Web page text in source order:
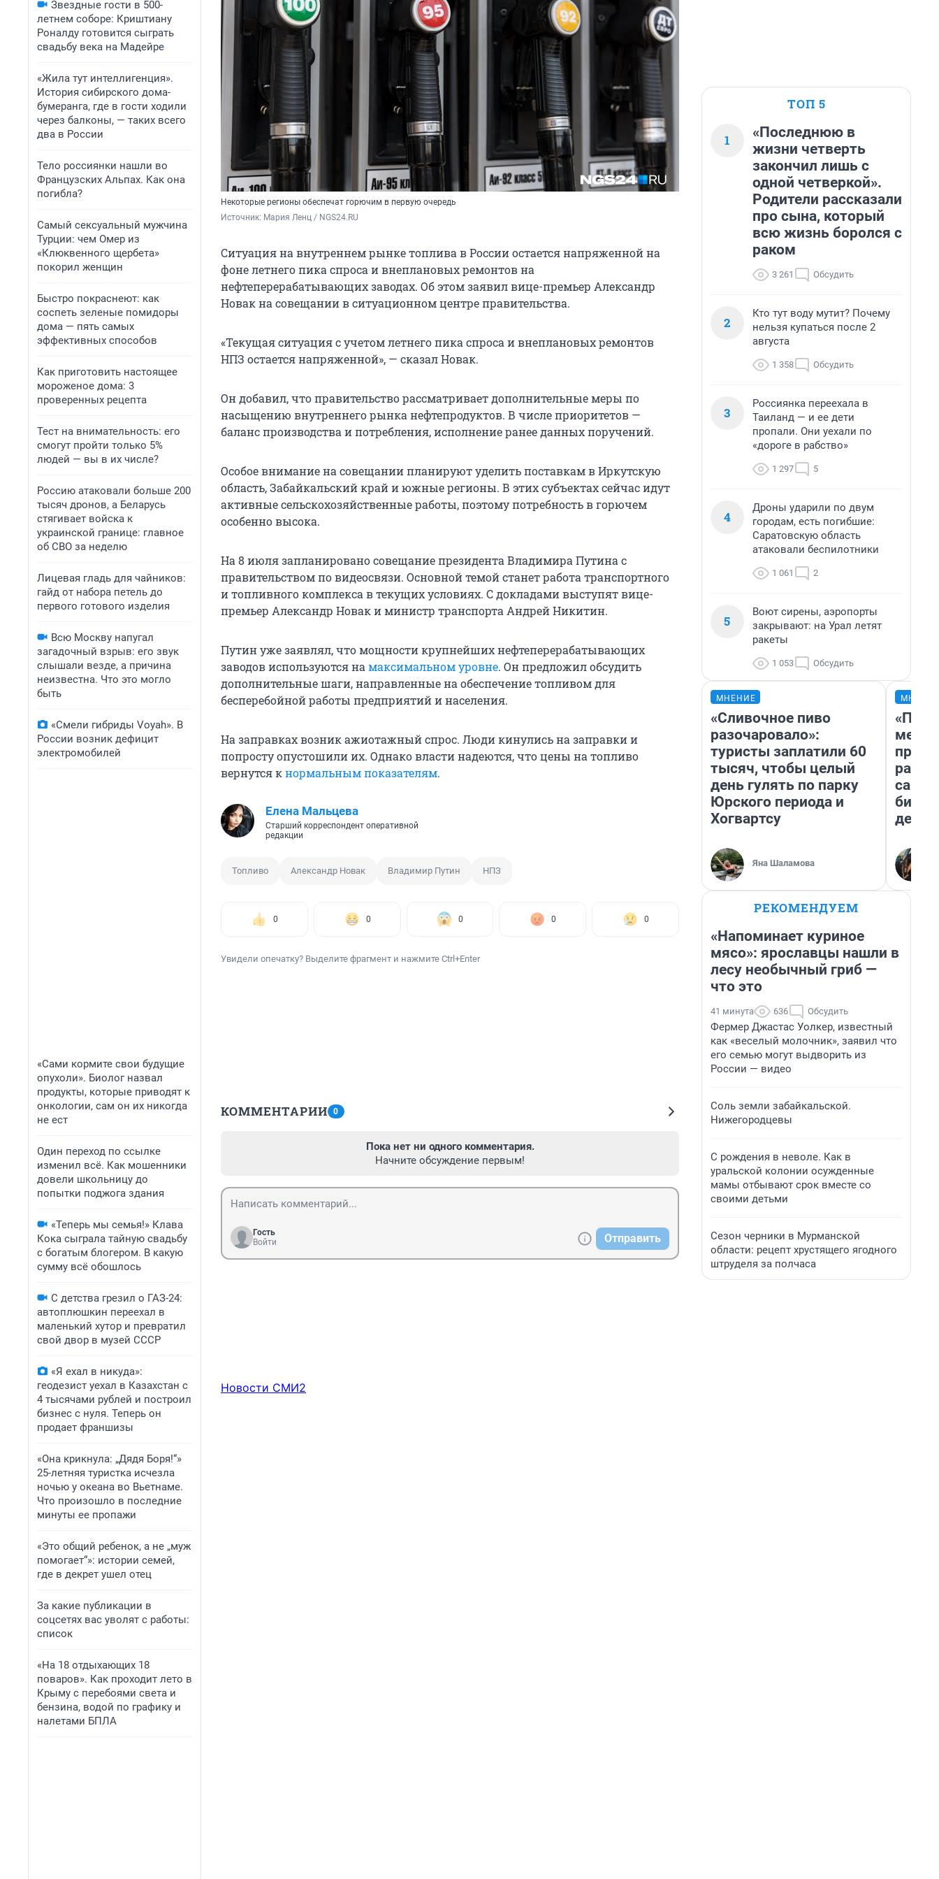
Звездные гости в 500-
летнем соборе: Криштиану
Роналду готовится сыграть
свадьбу века на Мадейре
«Жила тут интеллигенция».
История сибирского дома-
бумеранга, где в гости ходили
через балконы, — таких всего
два в России
Тело россиянки нашли во
Французских Альпах. Как она
погибла?
Самый сексуальный мужчина
Турции: чем Омер из
«Клюквенного щербета»
покорил женщин
Быстро покраснеют: как
соспеть зеленые помидоры
дома — пять самых
эффективных способов
Как приготовить настоящее
мороженое дома: 3
проверенных рецепта
Тест на внимательность: его
смогут пройти только 5%
людей — вы в их числе?
Россию атаковали больше 200
тысяч дронов, а Беларусь
стягивает войска к
украинской границе: главное
об СВО за неделю
Лицевая гладь для чайников:
гайд от набора петель до
первого готового изделия
Всю Москву напугал
загадочный взрыв: его звук
слышали везде, а причина
неизвестна. Что это могло
быть
«Смели гибриды Voyah». В
России возник дефицит
электромобилей
«Сами кормите свои будущие
опухоли». Биолог назвал
продукты, которые приводят к
онкологии, сам он их никогда
не ест
Один переход по ссылке
изменил всё. Как мошенники
довели школьницу до
попытки поджога здания
«Теперь мы семья!» Клава
Кока сыграла тайную свадьбу
с богатым блогером. В какую
сумму всё обошлось
С детства грезил о ГАЗ-24:
автоплюшкин переехал в
маленький хутор и превратил
свой двор в музей СССР
«Я ехал в никуда»:
геодезист уехал в Казахстан с
4 тысячами рублей и построил
бизнес с нуля. Теперь он
продает франшизы
«Она крикнула: „Дядя Боря!“»
25-летняя туристка исчезла
ночью у океана во Вьетнаме.
Что произошло в последние
минуты ее пропажи
«Это общий ребенок, а не „муж
помогает“»: истории семей,
где в декрет ушел отец
За какие публикации в
соцсетях вас уволят с работы:
список
«На 18 отдыхающих 18
поваров». Как проходит лето в
Крыму с перебоями света и
бензина, водой по графику и
налетами БПЛА
Некоторые регионы обеспечат горючим в первую очередь
Источник: Мария Ленц / NGS24.RU
Ситуация на внутреннем рынке топлива в России остается напряженной на
фоне летнего пика спроса и внеплановых ремонтов на
нефтеперерабатывающих заводах. Об этом заявил вице-премьер Александр
Новак на совещании в ситуационном центре правительства.
«Текущая ситуация с учетом летнего пика спроса и внеплановых ремонтов
НПЗ остается напряженной», — сказал Новак.
Он добавил, что правительство рассматривает дополнительные меры по
насыщению внутреннего рынка нефтепродуктов. В числе приоритетов —
баланс производства и потребления, исполнение ранее данных поручений.
Особое внимание на совещании планируют уделить поставкам в Иркутскую
область, Забайкальский край и южные регионы. В этих субъектах сейчас идут
активные сельскохозяйственные работы, поэтому потребность в горючем
особенно высока.
На 8 июля запланировано совещание президента Владимира Путина с
правительством по видеосвязи. Основной темой станет работа транспортного
и топливного комплекса в текущих условиях. С докладами выступят вице-
премьер Александр Новак и министр транспорта Андрей Никитин.
Путин уже заявлял, что мощности крупнейших нефтеперерабатывающих
заводов используются на максимальном уровне. Он предложил обсудить
дополнительные шаги, направленные на обеспечение топливом для
бесперебойной работы предприятий и населения.
На заправках возник ажиотажный спрос. Люди кинулись на заправки и
попросту опустошили их. Однако власти надеются, что цены на топливо
вернутся кнормальным показателям.
Елена Мальцева
Старший корреспондент оперативной
редакции
Топливо Александр Новак Владимир Путин НПЗ
0 0 0 0 0
Увидели опечатку? Выделите фрагмент и нажмите Ctrl+Enter
КОММЕНТАРИИ 0
Пока нет ни одного комментария.
Начните обсуждение первым!
Гость
Войти
Отправить
Новости СМИ2
ТОП 5
1
«Последнюю в
жизни четверть
закончил лишь с
одной четверкой».
Родители рассказали
про сына, который
всю жизнь боролся с
раком
3 261 Обсудить
2
Кто тут воду мутит? Почему
нельзя купаться после 2
августа
1 358 Обсудить
3
Россиянка переехала в
Таиланд — и ее дети
пропали. Они уехали по
«дороге в рабство»
1 297 5
4
Дроны ударили по двум
городам, есть погибшие:
Саратовскую область
атаковали беспилотники
1 061 2
5
Воют сирены, аэропорты
закрывают: на Урал летят
ракеты
1 053 Обсудить
МНЕНИЕ
«Сливочное пиво
разочаровало»:
туристы заплатили 60
тысяч, чтобы целый
день гулять по парку
Юрского периода и
Хогвартсу
Яна Шаламова
РЕКОМЕНДУЕМ
«Напоминает куриное
мясо»: ярославцы нашли в
лесу необычный гриб —
что это
41 минута 636 Обсудить
Фермер Джастас Уолкер, известный
как «веселый молочник», заявил что
его семью могут выдворить из
России — видео
Соль земли забайкальской.
Нижегородцевы
С рождения в неволе. Как в
уральской колонии осужденные
мамы отбывают срок вместе со
своими детьми
Сезон черники в Мурманской
области: рецепт хрустящего ягодного
штруделя за полчаса